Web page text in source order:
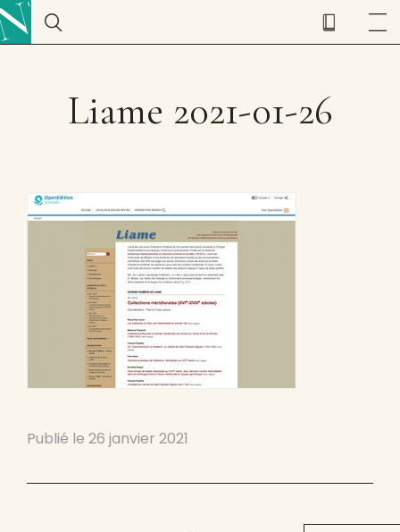
Liame 2021-01-26
Publié le 26 janvier 2021